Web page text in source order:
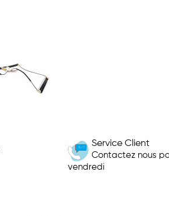
Service Client
Contactez nous
vendredi